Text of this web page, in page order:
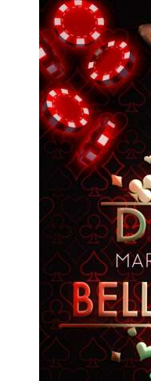
Recensioni
Music
Romance